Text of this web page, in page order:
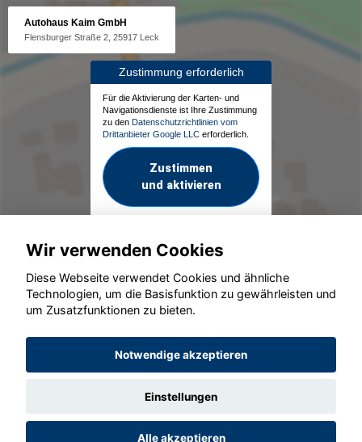
Autohaus Kaim GmbH
Flensburger Straße 2, 25917 Leck
Zustimmung erforderlich
Für die Aktivierung der Karten- und
Navigationsdienste ist Ihre Zustimmung
zu den Datenschutzrichtlinien vom
Drittanbieter Google LLC erforderlich.
Zustimmen
und aktivieren
© konjunkturmotor.de GmbH 2020 - 2026
Wir verwenden Cookies
Diese Webseite verwendet Cookies und ähnliche
Technologien, um die Basisfunktion zu gewährleisten und
um Zusatzfunktionen zu bieten.
Notwendige akzeptieren
Einstellungen
Alle akzeptieren